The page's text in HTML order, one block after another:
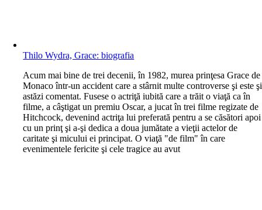
Thilo Wydra, Grace: biografia
Acum mai bine de trei decenii, în 1982, murea prinţesa Grace de
Monaco într-un accident care a stârnit multe controverse şi este şi
astăzi comentat. Fusese o actriţă iubită care a trăit o viaţă ca în
filme, a câştigat un premiu Oscar, a jucat în trei filme regizate de
Hitchcock, devenind actriţa lui preferată pentru a se căsători apoi
cu un prinţ şi a-şi dedica a doua jumătate a vieţii actelor de
caritate şi micului ei principat. O viaţă "de film" în care
evenimentele fericite şi cele tragice au avut